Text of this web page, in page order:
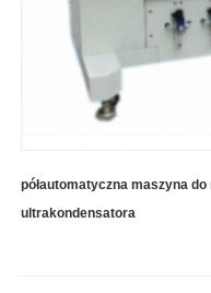
półautomatyczna maszyna
ultrakondensatora